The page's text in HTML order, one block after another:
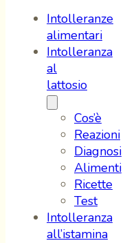
Intolleranze
alimentari
Intolleranza
al
lattosio
Cos’è
Reazioni
Diagnosi
Alimenti
Ricette
Test
Intolleranza
all’istamina